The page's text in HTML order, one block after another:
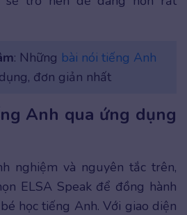
: Những bài nói tiếng Anh
đơn giản nhất
Anh qua ứng dụng
nghiệm và nguyên tắc trên,
ELSA Speak để đồng hành
học tiếng Anh. Với giao diện